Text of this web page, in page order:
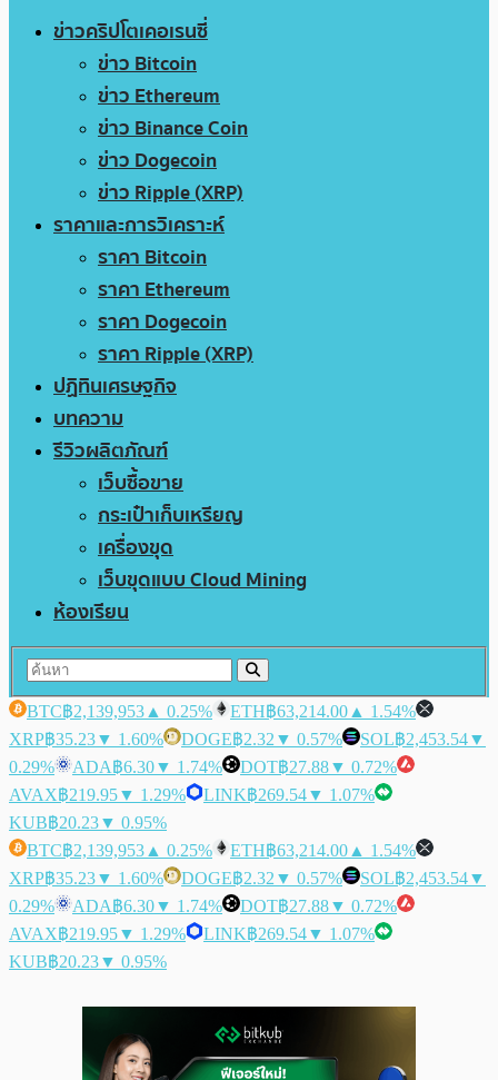
ข่าวคริปโตเคอเรนซี่
ข่าว Bitcoin
ข่าว Ethereum
ข่าว Binance Coin
ข่าว Dogecoin
ข่าว Ripple (XRP)
ราคาและการวิเคราะห์
ราคา Bitcoin
ราคา Ethereum
ราคา Dogecoin
ราคา Ripple (XRP)
ปฏิทินเศรษฐกิจ
บทความ
รีวิวผลิตภัณฑ์
เว็บซื้อขาย
กระเป๋าเก็บเหรียญ
เครื่องขุด
เว็บขุดแบบ Cloud Mining
ห้องเรียน
BTC฿2,139,953 ▲ 0.25% ETH฿63,214.00 ▲ 1.54%
XRP฿35.23▼ 1.60% DOGE฿2.32 ▼ 0.57% SOL฿2,453.54▼
0.29%
ADA฿6.30▼ 1.74% DOT฿27.88▼ 0.72%
AVAX฿219.95▼ 1.29% LINK฿269.54▼ 1.07%
KUB฿20.23▼ 0.95%
BTC฿2,139,953 ▲ 0.25% ETH฿63,214.00 ▲ 1.54%
XRP฿35.23▼ 1.60% DOGE฿2.32 ▼ 0.57% SOL฿2,453.54▼
0.29%
ADA฿6.30▼ 1.74% DOT฿27.88▼ 0.72%
AVAX฿219.95▼ 1.29% LINK฿269.54▼ 1.07%
KUB฿20.23▼ 0.95%